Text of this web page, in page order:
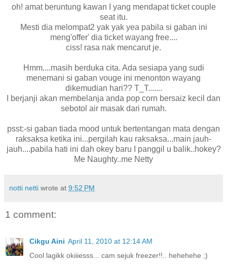
oh! amat beruntung kawan I yang mendapat ticket couple
seat itu.
Mesti dia melompat2 yak yak yea pabila si gaban ini
meng'offer' dia ticket wayang free....
ciss! rasa nak mencarut je.
Hmm....masih berduka cita. Ada sesiapa yang sudi
menemani si gaban vouge ini menonton wayang
dikemudian hari?? T_T.......
I berjanji akan membelanja anda pop corn bersaiz kecil dan
sebotol air masak dari rumah.
psst:-si gaban tiada mood untuk bertentangan mata dengan
raksaksa ketika ini...pergilah kau raksaksa...main jauh-
jauh....pabila hati ini dah okey baru I panggil u balik..hokey?
Me Naughty..me Netty
notti netti wrote at 9:52 PM
1 comment:
Cikgu Aini April 11, 2010 at 12:14 AM
Cool lagikk okiiiesss... cam sejuk freezer!!.. hehehehe ;)